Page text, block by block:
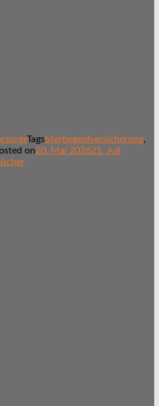
TagsSterbegeldversicherung,
on20. Mai 202621. Juli